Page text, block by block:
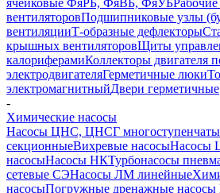
вентиляторовПодшипниковые узлы
вентиляцииТ-образные дефлекторы
крышных вентиляторовЩиты
калориферамиКоллекторы двигателя
электродвигателяГерметичные люки
электромагнитныйДвери герметичные
-
Химические насосы
Насосы ЦНС, ЦНСГ
секционныеВихревые насосыНасосы
насосыНасосы НКТурбонасосы
сетевые СЭНасосы ЛМ линейные
насосыПогружные дренажные